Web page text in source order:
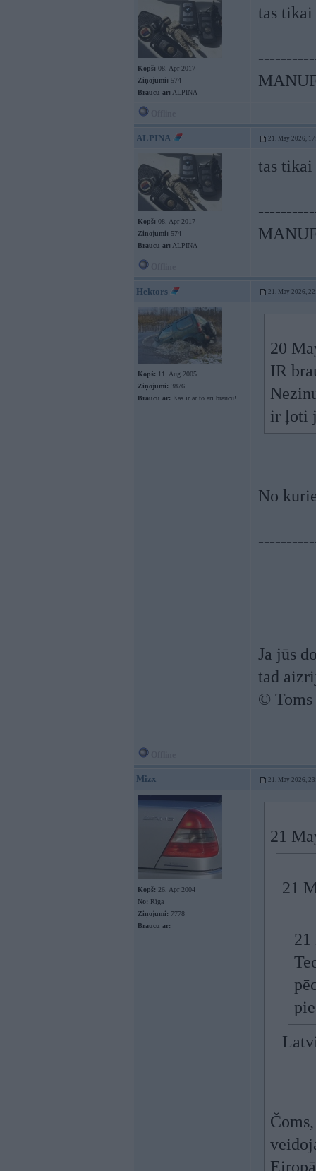
Kopš: 08. Apr 2017
Ziņojumi: 574
Braucu ar: ALPINA
tas
ALPINA 21. May 2026,
Kopš: 08. Apr 2017
Ziņojumi: 574
Braucu ar: ALPINA
tas
Hektors 21. May 2026,
Kopš: 11. Aug 2005
Ziņojumi: 3876
Braucu ar: Kas ir ar to arī braucu!
20
IR
ir ļoti
No
Ja jūs
tad
© Toms
Mizx 21. May 2026,
Kopš: 26. Apr 2004
No: Rīga
Ziņojumi: 7778
Braucu ar:
21
21
21